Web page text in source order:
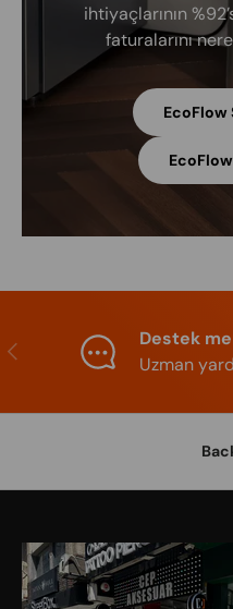
ihtiyaçlarının
faturalarını
EcoFlow
Previous
Destek
Uzman